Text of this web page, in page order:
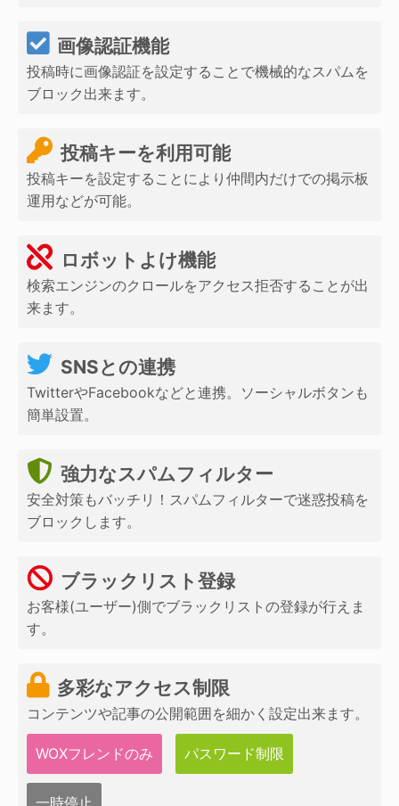
画像認証機能
投稿時に画像認証を設定することで機械的なスパムを
ブロック出来ます。
投稿キーを利用可能
投稿キーを設定することにより仲間内だけでの掲示板
運用などが可能。
ロボットよけ機能
検索エンジンのクロールをアクセス拒否することが出
来ます。
SNSとの連携
TwitterやFacebookなどと連携。ソーシャルボタンも
簡単設置。
強力なスパムフィルター
安全対策もバッチリ！スパムフィルターで迷惑投稿を
ブロックします。
ブラックリスト登録
お客様(ユーザー)側でブラックリストの登録が行えま
す。
多彩なアクセス制限
コンテンツや記事の公開範囲を細かく設定出来ます。
WOXフレンドのみ パスワード制限
一時停止